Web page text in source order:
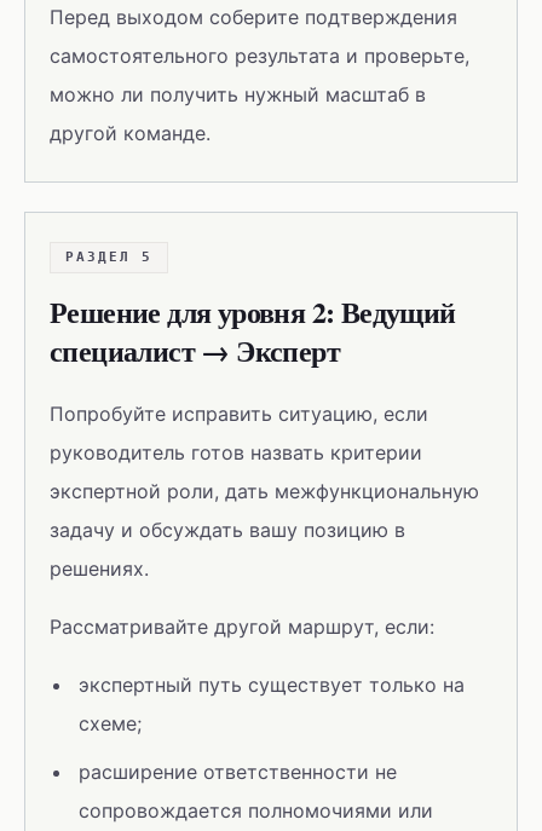
Перед выходом соберите подтверждения
самостоятельного результата и проверьте,
можно ли получить нужный масштаб в
другой команде.
РАЗДЕЛ 5
Решение для уровня 2: Ведущий
специалист → Эксперт
Попробуйте исправить ситуацию, если
руководитель готов назвать критерии
экспертной роли, дать межфункциональную
задачу и обсуждать вашу позицию в
решениях.
Рассматривайте другой маршрут, если:
экспертный путь существует только на
схеме;
расширение ответственности не
сопровождается полномочиями или